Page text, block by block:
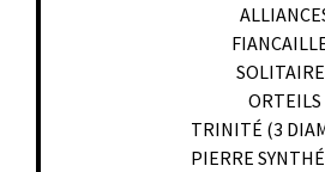
ORTEILS
TRINITÉ (3
PIERRE